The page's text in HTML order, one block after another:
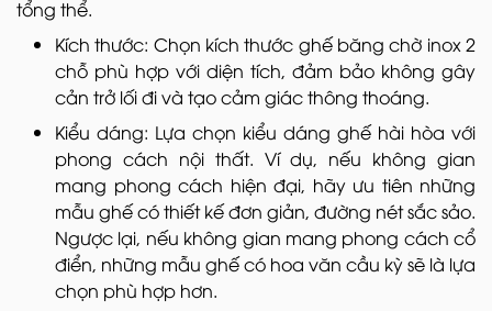
tổng thể.
Kích thước: Chọn kích thước ghế băng chờ inox 2
chỗ phù hợp với diện tích, đảm bảo không gây
cản trở lối đi và tạo cảm giác thông thoáng.
Kiểu dáng: Lựa chọn kiểu dáng ghế hài hòa với
phong cách nội thất. Ví dụ, nếu không gian
mang phong cách hiện đại, hãy ưu tiên những
mẫu ghế có thiết kế đơn giản, đường nét sắc sảo.
Ngược lại, nếu không gian mang phong cách cổ
điển, những mẫu ghế có hoa văn cầu kỳ sẽ là lựa
chọn phù hợp hơn.